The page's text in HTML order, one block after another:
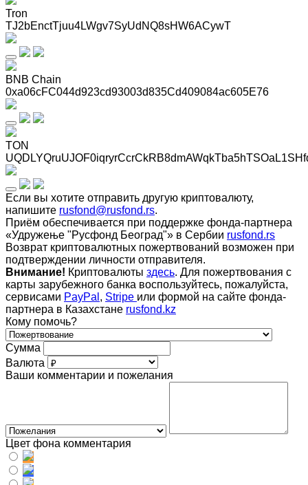
Tron
TJ2bEnctTjuu4LWgv7SyUdNQ8sHW6ACywT
BNB Chain
0xa06cFC044d923cd93003d835Cd409084ac605E76
TON
Если вы хотите отправить другую криптовалюту,
напишите rusfond@rusfond.rs.
Приём обеспечивается при поддержке фонда-партнера
«Удружење "Русфонд Београд"» в Сербии rusfond.rs
Возврат криптовалютных пожертвований возможен при
подтверждении личности отправителя.
Внимание! Криптовалюты здесь. Для пожертвования с
карты зарубежного банка воспользуйтесь, пожалуйста,
сервисами PayPal , Stripe или формой на сайте фонда-
партнера в Казахстане rusfond.kz
Кому помочь?
Сумма
Валюта
Ваши комментарии и пожелания
Цвет фона комментария